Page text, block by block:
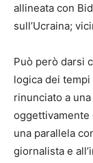
allineata con
sull’Ucraina;
Può però darsi
logica dei
rinunciato a
una parallela
giornalista e